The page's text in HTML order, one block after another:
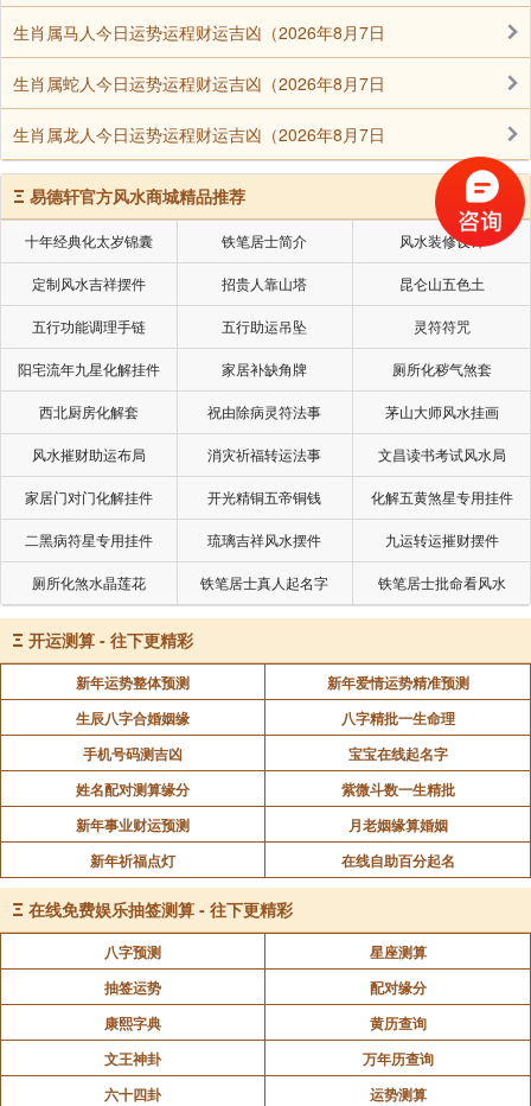
生肖属马人今日运势运程财运吉凶（2026年8月7日
生肖属蛇人今日运势运程财运吉凶（2026年8月7日
生肖属龙人今日运势运程财运吉凶（2026年8月7日
Ξ 易德轩官方风水商城精品推荐
十年经典化太岁锦囊 铁笔居士简介 风水装修设计
定制风水吉祥摆件 招贵人靠山塔 昆仑山五色土
五行功能调理手链 五行助运吊坠 灵符符咒
阳宅流年九星化解挂件 家居补缺角牌 厕所化秽气煞套
西北厨房化解套 祝由除病灵符法事 茅山大师风水挂画
风水摧财助运布局 消灾祈福转运法事 文昌读书考试风水局
家居门对门化解挂件 开光精铜五帝铜钱 化解五黄煞星专用挂件
二黑病符星专用挂件 琉璃吉祥风水摆件 九运转运摧财摆件
厕所化煞水晶莲花 铁笔居士真人起名字 铁笔居士批命看风水
Ξ 开运测算 - 往下更精彩
新年运势整体预测
新年爱情运势精准预测
生辰八字合婚姻缘
八字精批一生命理
手机号码测吉凶
宝宝在线起名字
姓名配对测算缘分
紫微斗数一生精批
新年事业财运预测
月老姻缘算婚姻
新年祈福点灯
在线自助百分起名
Ξ 在线免费娱乐抽签测算 - 往下更精彩
八字预测
星座测算
抽签运势
配对缘分
康熙字典
黄历查询
文王神卦
万年历查询
六十四卦
运势测算